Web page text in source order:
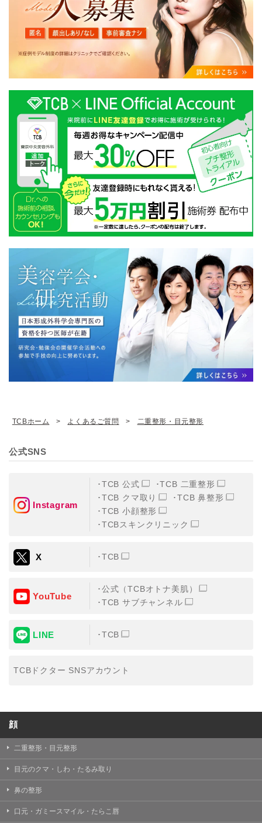
TCBホーム よくあるご質問 二重整形・目元整形
公式SNS
Instagram
TCB 公式
TCB 二重整形
TCB クマ取り
TCB 鼻整形
TCB 小顔整形
TCBスキンクリニック
X TCB
YouTube
公式（TCBオトナ美肌）
TCB サブチャンネル
LINE TCB
TCBドクター SNSアカウント
顔
二重整形・目元整形
目元のクマ・しわ・たるみ取り
鼻の整形
口元・ガミースマイル・たらこ唇